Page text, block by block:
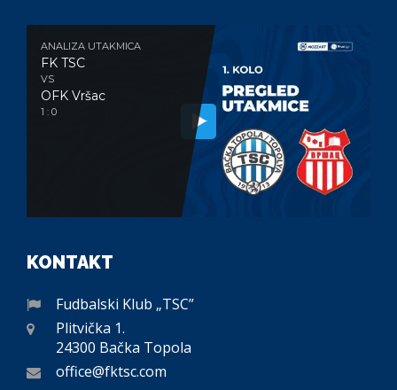
ANALIZA UTAKMICA
FK TSC
VS
OFK Vršac
1 : 0
KONTAKT
Fudbalski Klub „TSC”
Plitvička 1.
24300 Bačka Topola
office@fktsc.com